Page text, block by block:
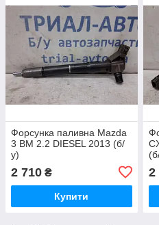
Форсунка паливна Mazda
3 BM 2.2 DIESEL 2013 (б/
у)
2 710 ₴
Купити
2